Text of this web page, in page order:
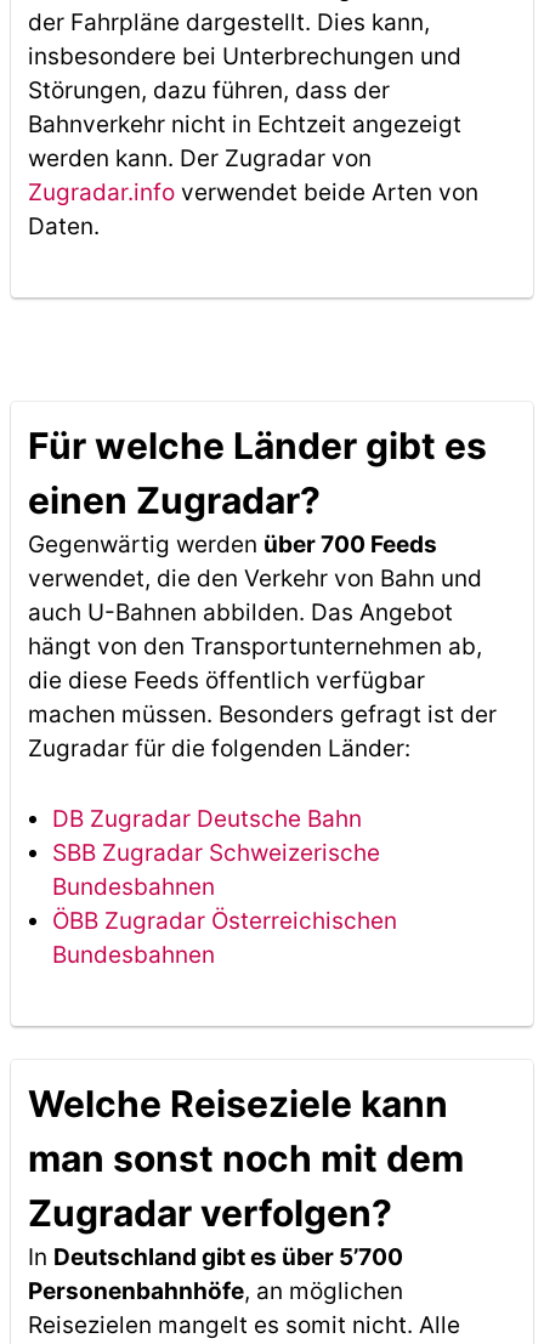
der Fahrpläne dargestellt. Dies kann,
insbesondere bei Unterbrechungen und
Störungen, dazu führen, dass der
Bahnverkehr nicht in Echtzeit angezeigt
werden kann. Der Zugradar von
Zugradar.infoverwendet beide Arten von
Daten.
Für welche Länder gibt es
einen Zugradar?
Gegenwärtig werden über 700 Feeds
verwendet, die den Verkehr von Bahn und
auch U-Bahnen abbilden. Das Angebot
hängt von den Transportunternehmen ab,
die diese Feeds öffentlich verfügbar
machen müssen. Besonders gefragt ist der
Zugradar für die folgenden Länder:
DB Zugradar Deutsche Bahn
SBB Zugradar Schweizerische
Bundesbahnen
ÖBB Zugradar Österreichischen
Bundesbahnen
Welche Reiseziele kann
man sonst noch mit dem
Zugradar verfolgen?
In Deutschland gibt es über 5’700
Personenbahnhöfe, an möglichen
Reisezielen mangelt es somit nicht. Alle